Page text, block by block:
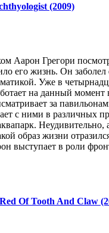
(2009)
Аарон Грегори
его жизнь. Он
Уже в
на данный момент
за
с ними в различных
Неудивительно,
образ жизни
выступает в роли
Of Tooth And Claw